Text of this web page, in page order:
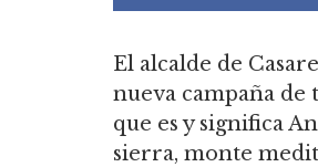
El alcalde de
nueva campaña de
que es y significa
sierra, monte